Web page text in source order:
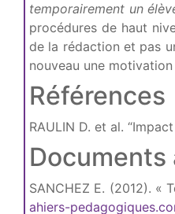
temporairement un
procédures de haut
de la rédaction et pas
nouveau une
Références
RAULIN D. et al.
Documents
SANCHEZ E. (2012). «
ahiers-